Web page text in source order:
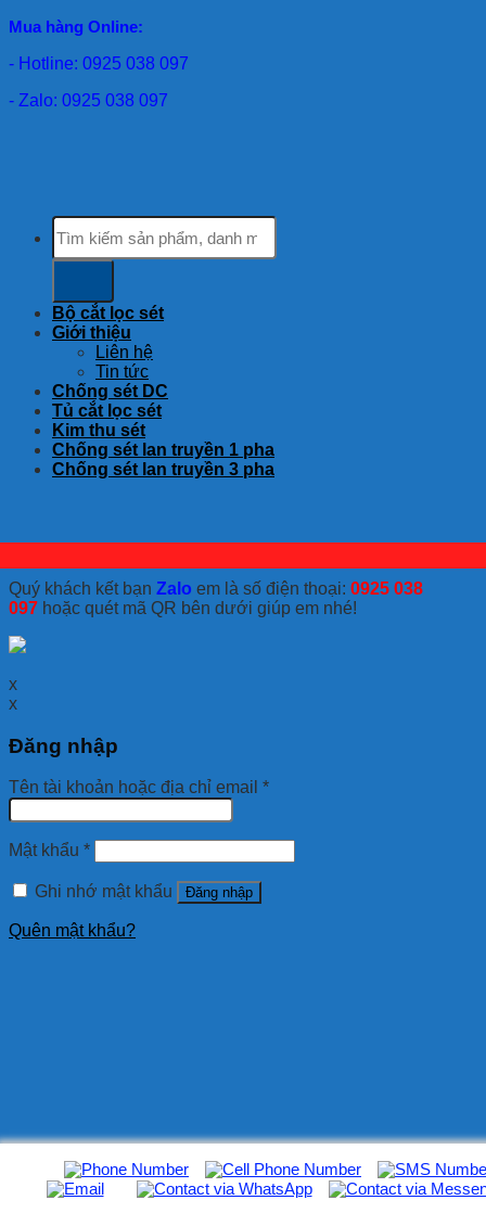
Mua hàng Online:
- Hotline: 0925 038 097
- Zalo: 0925 038 097
Tìm
kiếm:
Bộ cắt lọc sét
Giới thiệu
Liên hệ
Tin tức
Chống sét DC
Tủ cắt lọc sét
Kim thu sét
Chống sét lan truyền 1 pha
Chống sét lan truyền 3 pha
Quý khách kết bạn Zalo em là số điện thoại: 0925 038
097 hoặc quét mã QR bên dưới giúp em nhé!
x
x
Đăng nhập
Tên tài khoản hoặc địa chỉ email *
Mật khẩu *
Ghi nhớ mật khẩu Đăng nhập
Quên mật khẩu?